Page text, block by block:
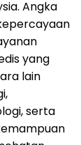
Angka
yang
lain
serta